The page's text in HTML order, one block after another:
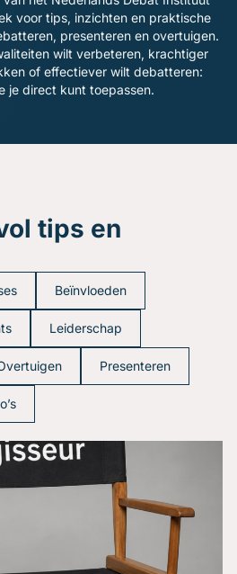
voor tips, inzichten en praktische
presenteren en overtuigen.
wilt verbeteren, krachtiger
of effectiever wilt debatteren:
je direct kunt toepassen.
tips en
Beïnvloeden
Leiderschap
Presenteren